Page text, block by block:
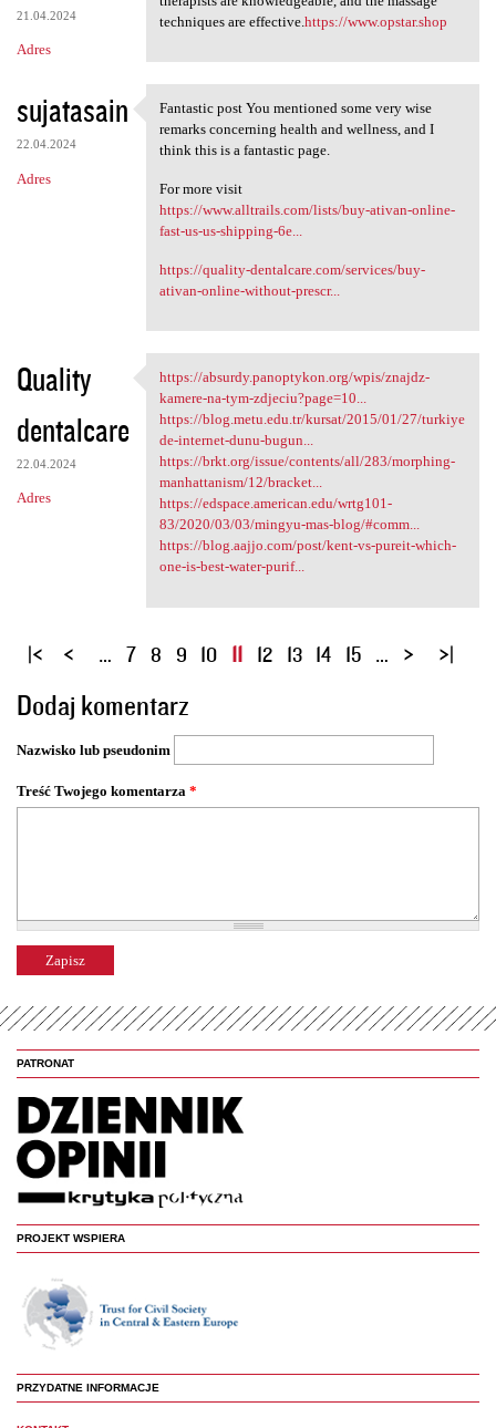
21.04.2024
Adres
techniques are effective. https://www.opstar.shop
sujatasain
22.04.2024
Adres
Fantastic post You mentioned
Fantastic post You mentioned some very wise
remarks concerning health and wellness, and I
think this is a fantastic page.
For more visit
https://www.alltrails.com/lists/buy-ativan-online-
fast-us-us-shipping-6e...
https://quality-dentalcare.com/services/buy-
ativan-online-without-prescr...
Quality
dentalcare
22.04.2024
Adres
https://absurdy.panoptykon
https://absurdy.panoptykon.org/wpis/znajdz-
kamere-na-tym-zdjeciu?page=10...
https://blog.metu.edu.tr/kursat/2015/01/27/turkiye
de-internet-dunu-bugun...
https://brkt.org/issue/contents/all/283/morphing-
manhattanism/12/bracket...
https://edspace.american.edu/wrtg101-
83/2020/03/03/mingyu-mas-blog/#comm...
https://blog.aajjo.com/post/kent-vs-pureit-which-
one-is-best-water-purif...
S
r
o
n
y
… 7 8 9 10 11 12 13 14 15 …
Dodaj komentarz
Nazwisko lub pseudonim
Treść Twojego komentarza *
PATRONAT
PROJEKT WSPIERA
PRZYDATNE INFORMACJE